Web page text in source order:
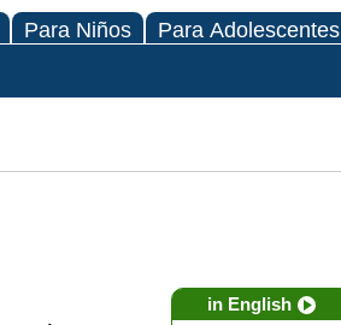
Para Niños Para Adolescentes
in English